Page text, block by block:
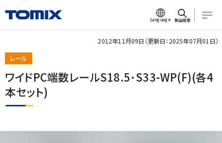
Language 製品検索
レール
ワイドPC端数レールS18.5･S33-WP(F)(各4
本セット)
2012年11月09日（更新日：2025年07月01日）